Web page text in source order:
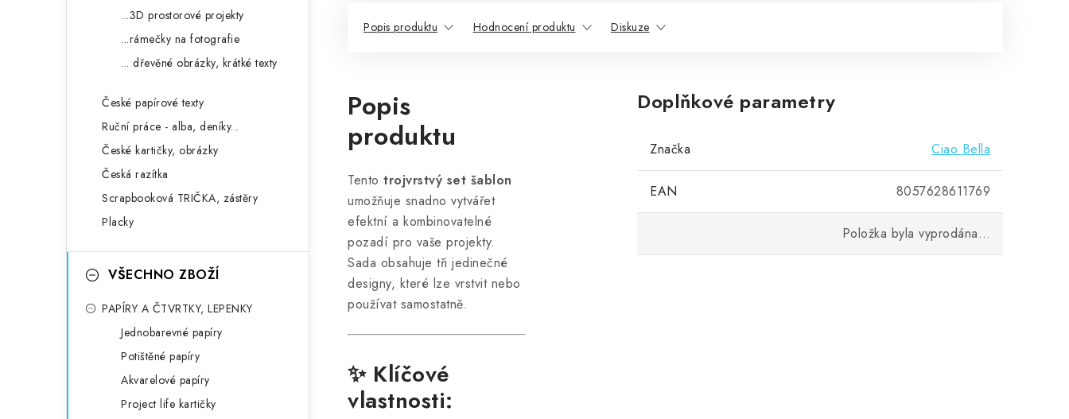
...3D prostorové projekty
...rámečky na fotografie
... dřevěné obrázky, krátké texty
České papírové texty
Ruční práce - alba, deníky...
České kartičky, obrázky
Česká razítka
Scrapbooková TRIČKA, zástěry
Placky
VŠECHNO ZBOŽÍ
PAPÍRY A ČTVRTKY, LEPENKY
Jednobarevné papíry
Potištěné papíry
Akvarelové papíry
Project life kartičky
Popis produktu Hodnocení produktu Diskuze
Popis
produktu
Tento trojvrstvý set šablon
umožňuje snadno vytvářet
efektní a kombinovatelné
pozadí pro vaše projekty.
Sada obsahuje tři jedinečné
designy, které lze vrstvit nebo
používat samostatně.
✨ Klíčové
vlastnosti:
Doplňkové parametry
Značka Ciao Bella
EAN 8057628611769
Položka byla vyprodána…